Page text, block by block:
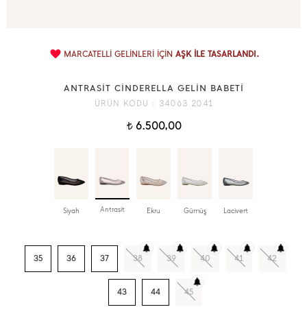
MARCATELLİ GELİNLERİ İÇİN AŞK İLE TASARLANDI.
ANTRASİT CİNDERELLA GELİN BABETİ
ÜRÜN KODU : 34063 2041
t6.500,00
Siyah Antrasit Ekru Gümüş Lacivert
35 36 37 38 39 40 41 42
43 44 45